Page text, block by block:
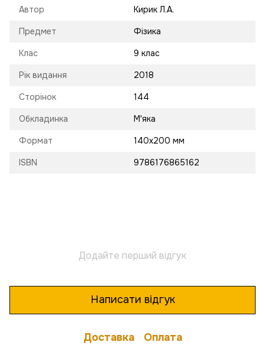
Автор Кирик Л.А.
Предмет Фізика
Клас 9 клас
Рік видання 2018
Сторінок 144
Обкладинка М'яка
Формат 140x200 мм
ISBN 9786176865162
Додайте перший відгук
Написати відгук
Доставка Оплата